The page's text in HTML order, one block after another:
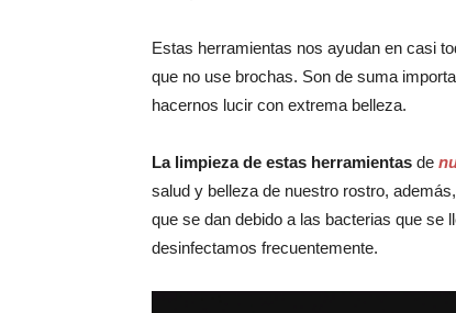
Estas herramientas nos ayudan en casi
que no use brochas. Son de suma
hacernos lucir con extrema belleza.
La limpieza de estas herramientas de
salud y belleza de nuestro rostro,
que se dan debido a las bacterias que se
desinfectamos frecuentemente.